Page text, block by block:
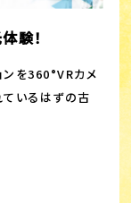
験！
を360°VRカメ
いるはずの古